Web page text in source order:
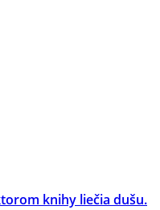
knihy liečia dušu.